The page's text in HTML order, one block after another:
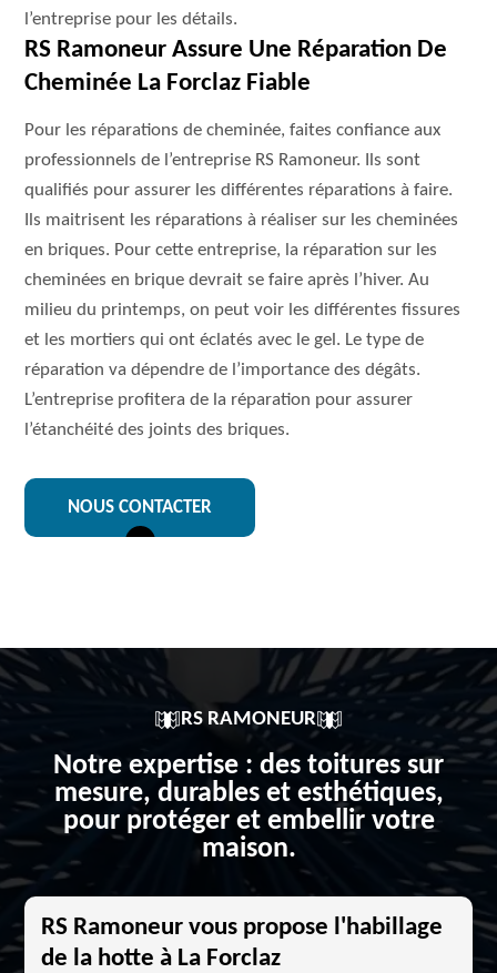
l’entreprise pour les détails.
RS Ramoneur Assure Une Réparation De
Cheminée La Forclaz Fiable
Pour les réparations de cheminée, faites confiance aux
professionnels de l’entreprise RS Ramoneur. Ils sont
qualifiés pour assurer les différentes réparations à faire.
Ils maitrisent les réparations à réaliser sur les cheminées
en briques. Pour cette entreprise, la réparation sur les
cheminées en brique devrait se faire après l’hiver. Au
milieu du printemps, on peut voir les différentes fissures
et les mortiers qui ont éclatés avec le gel. Le type de
réparation va dépendre de l’importance des dégâts.
L’entreprise profitera de la réparation pour assurer
l’étanchéité des joints des briques.
NOUS CONTACTER
RS RAMONEUR
Notre expertise : des toitures sur
mesure, durables et esthétiques,
pour protéger et embellir votre
maison.
RS Ramoneur vous propose l'habillage
de la hotte à La Forclaz